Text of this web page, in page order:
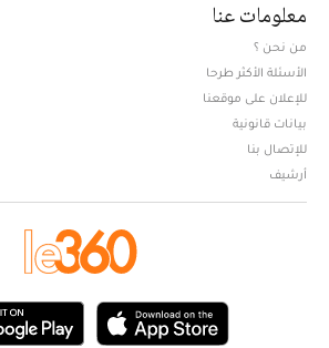
معلومات عنا
من نحن ؟
الأسئلة الأكثر طرحا
للإعلان على موقعنا
بيانات قانونية
للإتصال بنا
أرشيف